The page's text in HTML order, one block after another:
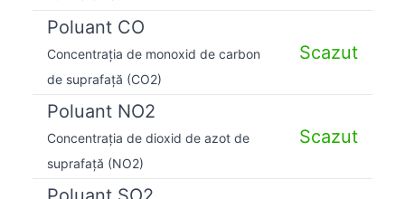
Poluant CO
Concentrația de monoxid de carbon
de suprafață (CO2)
Scazut
Poluant NO2
Concentrația de dioxid de azot de
suprafață (NO2)
Scazut